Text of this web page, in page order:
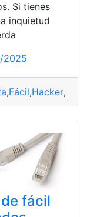
Si tienes
inquietud
2025
,Fácil,Hacker,
fácil